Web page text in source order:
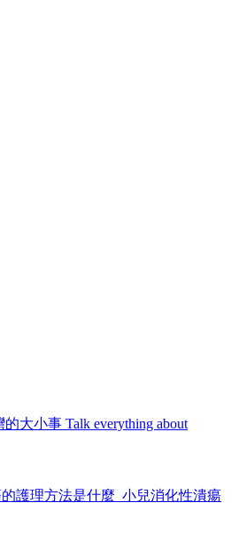
大小事 Talk everything about
護理方法是什麼_小兒消化性潰瘍